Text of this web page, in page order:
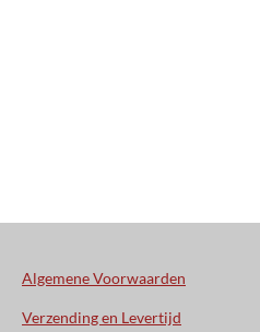
Algemene Voorwaarden
Verzending en Levertijd